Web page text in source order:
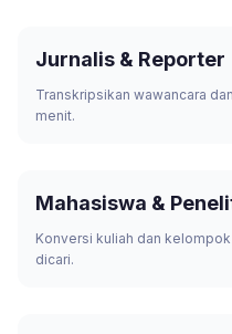
Jurnalis & Reporter
Transkripsikan wawancara
menit.
Mahasiswa &
Konversi kuliah dan
dicari.